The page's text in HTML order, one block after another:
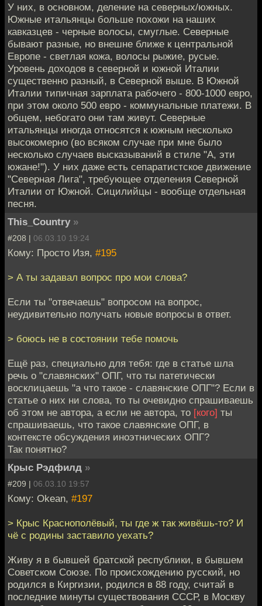
У них, в основном, деление на северных/южных.
Южные итальянцы больше похожи на наших
кавказцев - черные волосы, смуглые. Северные
бывают разные, но внешне ближе к центральной
Европе - светлая кожа, волосы рыжие, русые.
Уровень доходов в северной и южной Италии
существенно разный, в Северной выше. В Южной
Италии типичная зарплата рабочего - 800-1000 евро,
при этом около 500 евро - коммунальные платежи. В
общем, небогато они там живут. Северные
итальянцы иногда относятся к южным несколько
высокомерно (во всяком случае при мне было
несколько случаев высказываний в стиле "А, эти
южане!"). У них даже есть сепаратистское движение
"Северная Лига", требующее отделения Северной
Италии от Южной. Сицилийцы - вообще отдельная
песня.
This_Country »
#208 | 06.03.10 19:24
Кому: Просто Изя, #195
> А ты задавал вопрос про мои слова?
Если ты "отвечаешь" вопросом на вопрос,
неудивительно получать новые вопросы в ответ.
> боюсь не в состоянии тебе помочь
Ещё раз, специально для тебя: где в статье шла
речь о "славянских" ОПГ, что ты патетически
восклицаешь "а что такое - славянские ОПГ"? Если в
статье о них ни слова, то ты очевидно спрашиваешь
об этом не автора, а если не автора, то [кого] ты
спрашиваешь, что такое славянские ОПГ, в
контексте обсуждения иноэтнических ОПГ?
Так понятно?
Крыс Рэдфилд »
#209 | 06.03.10 19:57
Кому: Okean, #197
> Крыс Краснополёвый, ты где ж так живёшь-то? И
чё с родины заставило уехать?
Живу я в бывшей братской республики, в бывшем
Советском Союзе. По происхождению русский, но
родился в Киргизии, родился в 88 году, считай в
последние минуты существования СССР, в Москву